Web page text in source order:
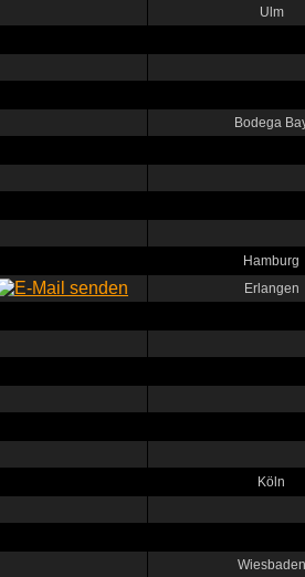
Ulm
Bodega
Hamburg
Erlangen
Köln
Wiesbaden